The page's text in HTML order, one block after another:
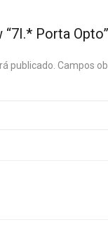
Porta Opto”
publicado. Campos